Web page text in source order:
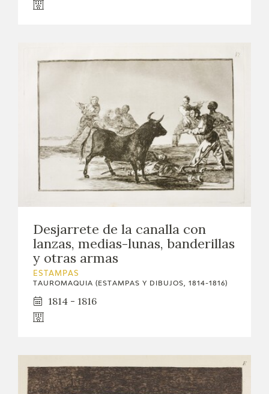
Desjarrete de la canalla con
lanzas, medias-lunas, banderillas
y otras armas
ESTAMPAS
TAUROMAQUIA (ESTAMPAS Y DIBUJOS, 1814-1816)
1814 - 1816